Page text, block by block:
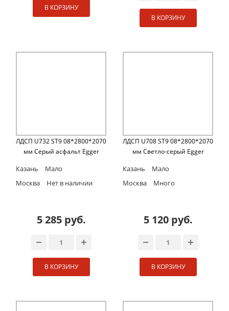
В КОРЗИНУ
В КОРЗИНУ
ЛДСП U732 ST9 08*2800*2070
мм Серый асфальт Egger
Казань
Мало
Москва
Нет в наличии
5 285 руб.
В КОРЗИНУ
ЛДСП U708 ST9 08*2800*2070
мм Светло-серый Egger
Казань
Мало
Москва
Много
5 120 руб.
В КОРЗИНУ